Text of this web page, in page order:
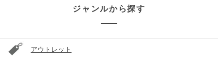
ジャンルから探す
アウトレット